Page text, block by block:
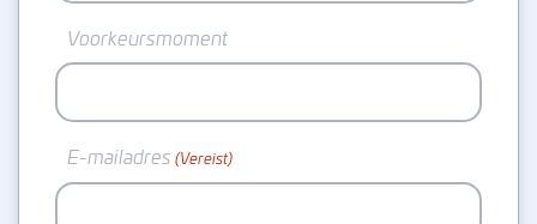
Voorkeursmoment
E-mailadres (Vereist)